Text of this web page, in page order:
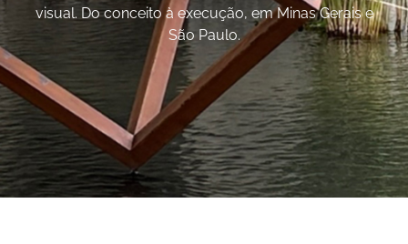
visual. Do conceito à execução, em Minas Gerais e
São Paulo.